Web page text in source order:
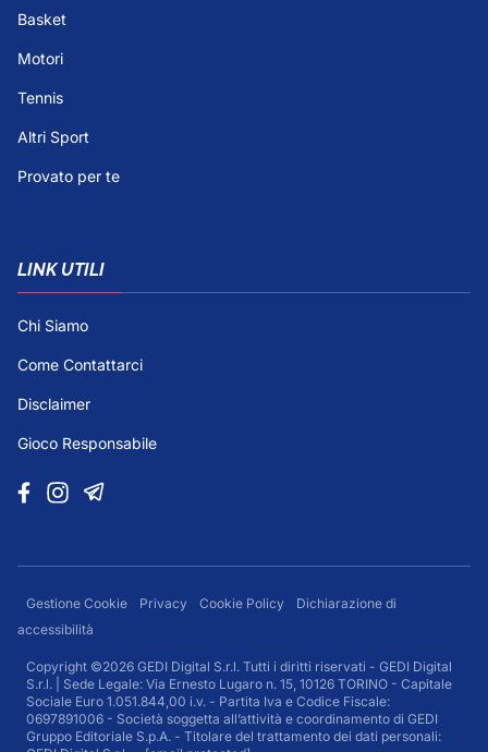
Basket
Motori
Tennis
Altri Sport
Provato per te
LINK UTILI
Chi Siamo
Come Contattarci
Disclaimer
Gioco Responsabile
Gestione Cookie Privacy Cookie Policy
Dichiarazione di
accessibilità
Copyright ©2026 GEDI Digital S.r.l. Tutti i diritti riservati - GEDI Digital
S.r.l. | Sede Legale: Via Ernesto Lugaro n. 15, 10126 TORINO - Capitale
Sociale Euro 1.051.844,00 i.v. - Partita Iva e Codice Fiscale:
0697891006 - Società soggetta all’attività e coordinamento di GEDI
Gruppo Editoriale S.p.A. - Titolare del trattamento dei dati personali: